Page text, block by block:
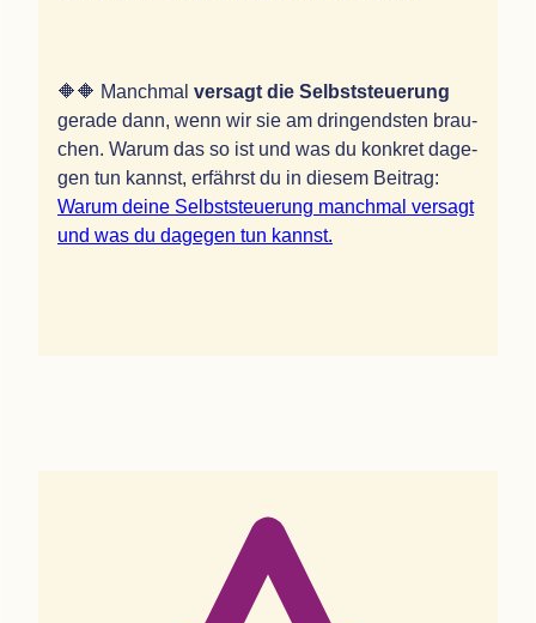
🔶🔶 Manch­mal ver­sagt die Selbst­steue­rung
gerade dann, wenn wir sie am drin­gends­ten brau­
chen. Warum das so ist und was du kon­kret dage­
gen tun kannst, erfährst du in die­sem Bei­trag:
Warum deine Selbst­steue­rung manch­mal ver­sagt
und was du dage­gen tun kannst.